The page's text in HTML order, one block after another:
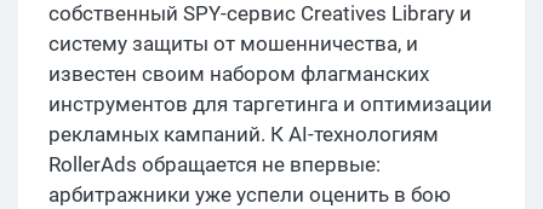
собственный SPY-сервис Creatives Library и
систему защиты от мошенничества, и
известен своим набором флагманских
инструментов для таргетинга и оптимизации
рекламных кампаний. К AI-технологиям
RollerAds обращается не впервые:
арбитражники уже успели оценить в бою